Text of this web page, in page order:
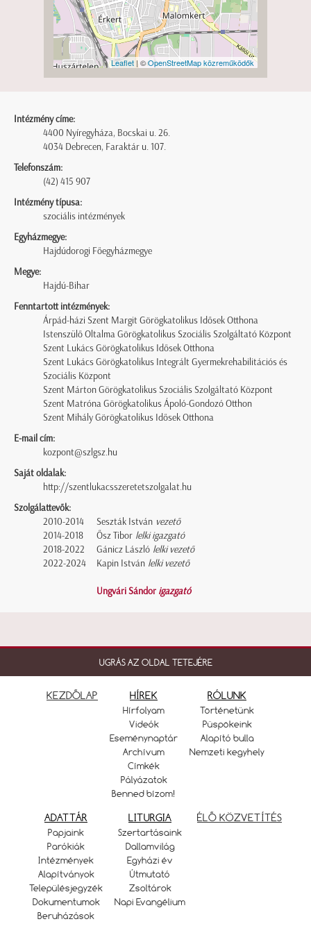
Leaflet | ©OpenStreetMap közreműködők
Intézmény címe:
4400 Nyíregyháza, Bocskai u. 26.
4034 Debrecen, Faraktár u. 107.
Telefonszám:
(42) 415 907
Intézmény típusa:
szociális intézmények
Egyházmegye:
Hajdúdorogi Főegyházmegye
Megye:
Hajdú-Bihar
Fenntartott intézmények:
Árpád-házi Szent Margit Görögkatolikus Idősek Otthona
Istenszülő Oltalma Görögkatolikus Szociális Szolgáltató Központ
Szent Lukács Görögkatolikus Idősek Otthona
Szent Lukács Görögkatolikus Integrált Gyermekrehabilitációs és
Szociális Központ
Szent Márton Görögkatolikus Szociális Szolgáltató Központ
Szent Matróna Görögkatolikus Ápoló-Gondozó Otthon
Szent Mihály Görögkatolikus Idősek Otthona
E-mail cím:
kozpont@szlgsz.hu
Saját oldalak:
http://szentlukacsszeretetszolgalat.hu
Szolgálattevők:
2010-2014
Seszták István vezető
2014-2018
Ősz Tibor lelki igazgató
2018-2022
Gánicz László lelki vezető
2022-2024
Kapin István lelki vezető
Ungvári Sándor igazgató
UGRÁS AZ OLDAL TETEJÉRE
KEZDŐLAP HÍREK
Hírfolyam
Videók
Eseménynaptár
Archívum
Címkék
Pályázatok
Benned bízom!
RÓLUNK
Történetünk
Püspökeink
Alapító bulla
Nemzeti kegyhely
ADATTÁR
Papjaink
Parókiák
Intézmények
Alapítványok
Településjegyzék
Dokumentumok
Beruházások
LITURGIA
Szertartásaink
Dallamvilág
Egyházi év
Útmutató
Zsoltárok
Napi Evangélium
ÉLŐ KÖZVETÍTÉS